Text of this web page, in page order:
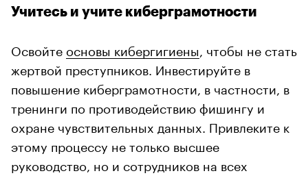
Учитесь и учите киберграмотности
Освойте основы кибергигиены , чтобы не стать
жертвой преступников. Инвестируйте в
повышение киберграмотности, в частности, в
тренинги по противодействию фишингу и
охране чувствительных данных. Привлеките к
этому процессу не только высшее
руководство, но и сотрудников на всех